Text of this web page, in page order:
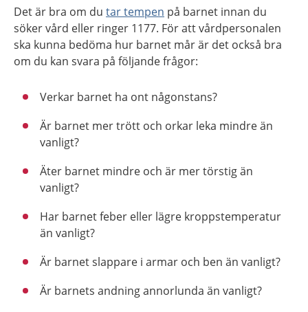
Det är bra om du tar tempen på barnet innan du
söker vård eller ringer 1177. För att vårdpersonalen
ska kunna bedöma hur barnet mår är det också bra
om du kan svara på följande frågor:
Verkar barnet ha ont någonstans?
Är barnet mer trött och orkar leka mindre än
vanligt?
Äter barnet mindre och är mer törstig än
vanligt?
Har barnet feber eller lägre kroppstemperatur
än vanligt?
Är barnet slappare i armar och ben än vanligt?
Är barnets andning annorlunda än vanligt?